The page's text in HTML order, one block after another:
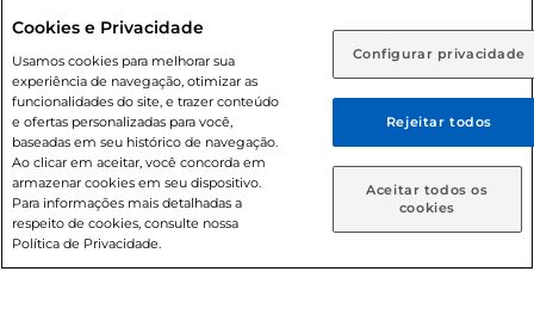
Rio de Janeiro (RJ) Goiás (GO)
Ou
Caso queira comprar online, informe como deseja receber
suas compras:
Entrega em casa Retire em Loja
prévio. O valor mínimo para as compras on-line é de R$
80,00.
© 2026 Copyright. Todos os direitos
reservados Prezunic.
Cookies e Privacidade
Usamos cookies para melhorar sua
experiência de navegação, otimizar as
funcionalidades do site, e trazer conteúdo
e ofertas personalizadas para você,
baseadas em seu histórico de navegação.
Ao clicar em aceitar, você concorda em
armazenar cookies em seu dispositivo.
Para informações mais detalhadas a
respeito de cookies, consulte nossa
Política de Privacidade.
Configurar privacidade
Rejeitar todos
Aceitar todos os
cookies